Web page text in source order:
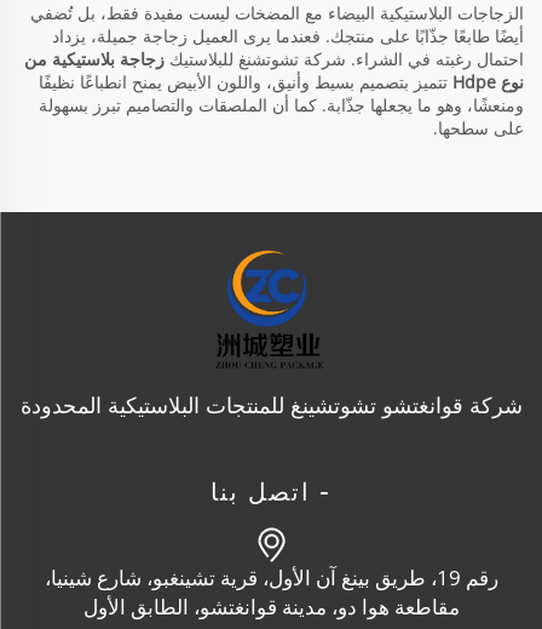
الزجاجات البلاستيكية البيضاء مع المضخات ليست مفيدة فقط، بل تُضفي
أيضًا طابعًا جذّابًا على منتجك. فعندما يرى العميل زجاجة جميلة، يزداد
احتمال رغبته في الشراء. شركة تشوتشنغ للبلاستيك زجاجة بلاستيكية من
نوع Hdpe
تتميز بتصميم بسيط وأنيق، واللون الأبيض يمنح انطباعًا نظيفًا
ومنعشًا، وهو ما يجعلها جذّابة. كما أن الملصقات والتصاميم تبرز بسهولة
على سطحها.
شركة قوانغتشو تشوتشينغ للمنتجات البلاستيكية المحدودة
- اتصل بنا
رقم 19، طريق بينغ آن الأول، قرية تشينغبو، شارع شينيا،
مقاطعة هوا دو، مدينة قوانغتشو، الطابق الأول